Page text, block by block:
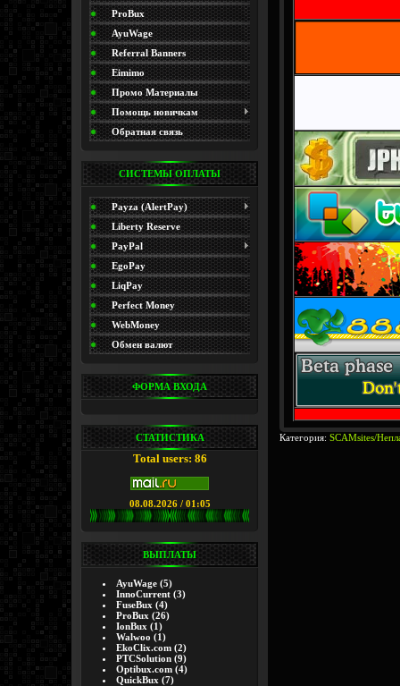
ProBux
AyuWage
Referral Banners
Eimimo
Промо Материалы
(Promo)Помощь новичкам
Обратная связь
СИСТЕМЫ ОПЛАТЫ
Payza (AlertPay)
Liberty Reserve
PayPal
EgoPay
LiqPay
Perfect Money
WebMoney
Обмен валют
ФОРМА ВХОДА
СТАТИСТИКА
Total users: 86
08.08.2026 / 01:05
ВЫПЛАТЫ
AyuWage (5)
InnoCurrent (3)
FuseBux (4)
ProBux (26)
IonBux (1)
Walwoo (1)
EkoClix.com (2)
PTCSolution (9)
Optibux.com (4)
QuickBux (7)
Категория: SCAMsites/